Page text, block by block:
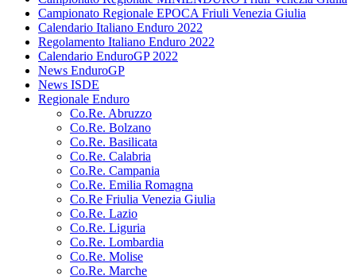
Campionato Regionale EPOCA Friuli Venezia Giulia
Calendario Italiano Enduro 2022
Regolamento Italiano Enduro 2022
Calendario EnduroGP 2022
News EnduroGP
News ISDE
Regionale Enduro
Co.Re. Abruzzo
Co.Re. Bolzano
Co.Re. Basilicata
Co.Re. Calabria
Co.Re. Campania
Co.Re. Emilia Romagna
Co.Re Friulia Venezia Giulia
Co.Re. Lazio
Co.Re. Liguria
Co.Re. Lombardia
Co.Re. Molise
Co.Re. Marche